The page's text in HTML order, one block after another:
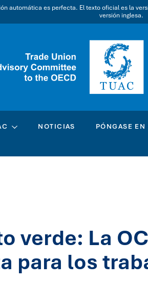
automática es perfecta. El texto oficial es la
versión inglesa.
NOTICIAS PÓNGASE
verde: La
para los